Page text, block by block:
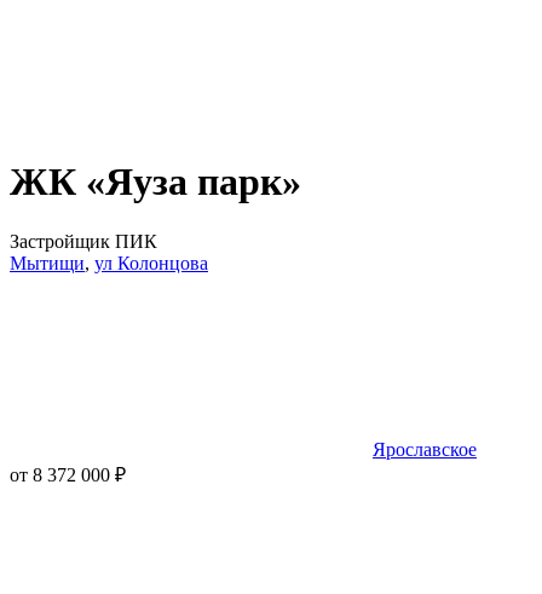
ЖК «Яуза парк»
Застройщик ПИК
Мытищи, ул Колонцова
Ярославское
от 8 372 000 ₽